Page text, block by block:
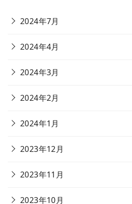
2024年7月
2024年4月
2024年3月
2024年2月
2024年1月
2023年12月
2023年11月
2023年10月